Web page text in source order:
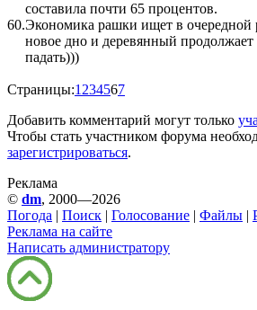
составила почти 65 процентов.
60.Экономика рашки ищет в очередной
новое дно и деревянный продолжает
падать)))
Страницы:1 234567
Добавить комментарий могут только
Чтобы стать участником форума
зарегистрироваться.
Реклама
© dm, 2000—2026
Погода | Поиск | Голосование | Файлы |
Реклама на сайте
Написать администратору